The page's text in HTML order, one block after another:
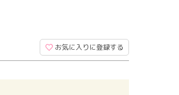
お気に入りに登録する